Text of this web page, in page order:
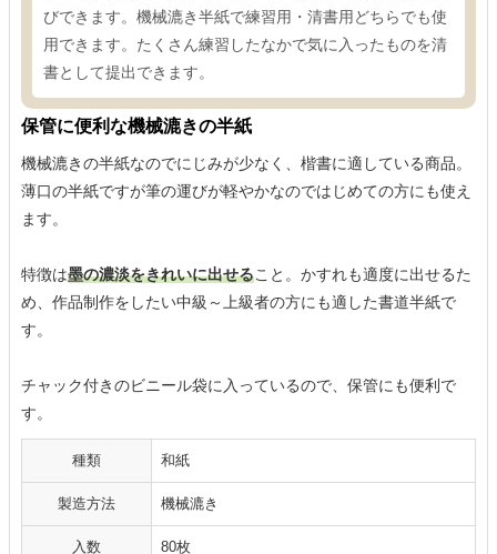
びできます。機械漉き半紙で練習用・清書用どちらでも使
用できます。たくさん練習したなかで気に入ったものを清
書として提出できます。
保管に便利な機械漉きの半紙
機械漉きの半紙なのでにじみが少なく、楷書に適している商品。
薄口の半紙ですが筆の運びが軽やかなのではじめての方にも使え
ます。
特徴は墨の濃淡をきれいに出せること。かすれも適度に出せるた
め、作品制作をしたい中級～上級者の方にも適した書道半紙で
す。
チャック付きのビニール袋に入っているので、保管にも便利で
す。
種類 和紙
製造方法 機械漉き
入数 80枚